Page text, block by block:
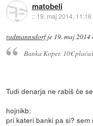
matobeli
:: 19. maj 2014, 11:16
radmannsdorfje 19. maj 2014
Banka Koper. 10€
Tudi denarja ne rabiš če
hojnikb:
pri kateri banki pa si?